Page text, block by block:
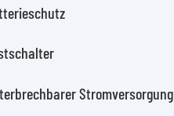
Stromversorgung